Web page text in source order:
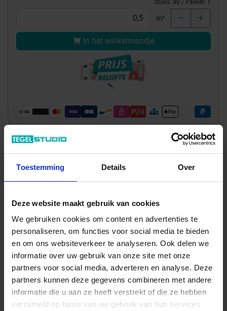
Toestemming Details Over
Deze website maakt gebruik van cookies
We gebruiken cookies om content en advertenties te
personaliseren, om functies voor social media te bieden
en om ons websiteverkeer te analyseren. Ook delen we
informatie over uw gebruik van onze site met onze
partners voor social media, adverteren en analyse. Deze
partners kunnen deze gegevens combineren met andere
informatie die u aan ze heeft verstrekt of die ze hebben
verzameld op basis van uw gebruik van hun services.
Stuks: 40 / Pakket: 1
m²
In het winkelmandje
Onze verkoopspecialisten staan graag voor je klaar:
Di – Vr 09.00 – 18.00
+31 (0) 478 - 69 11 63 Productaanvraag
Quintessenza Tinte Indrukken